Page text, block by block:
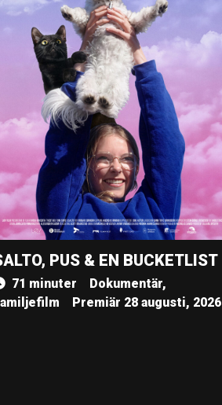
PUS & EN BUCKETLIST
71 minuter
Dokumentär,
Premiär 28 augusti, 2026